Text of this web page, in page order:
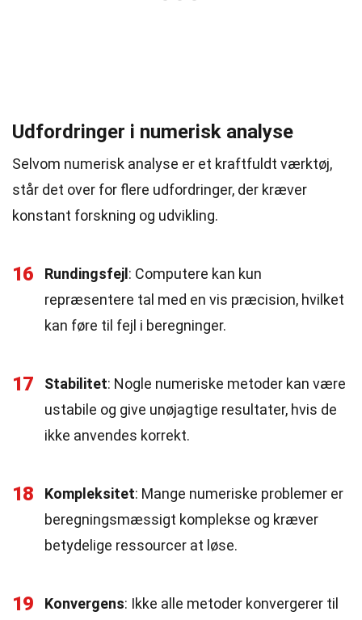
Udfordringer i numerisk analyse
Selvom numerisk analyse er et kraftfuldt værktøj,
står det over for flere udfordringer, der kræver
konstant forskning og udvikling.
16 Rundingsfejl : Computere kan kun
repræsentere tal med en vis præcision, hvilket
kan føre til fejl i beregninger.
17 Stabilitet: Nogle numeriske metoder kan være
ustabile og give unøjagtige resultater, hvis de
ikke anvendes korrekt.
18 Kompleksitet: Mange numeriske problemer er
beregningsmæssigt komplekse og kræver
betydelige ressourcer at løse.
19 Konvergens: Ikke alle metoder konvergerer til